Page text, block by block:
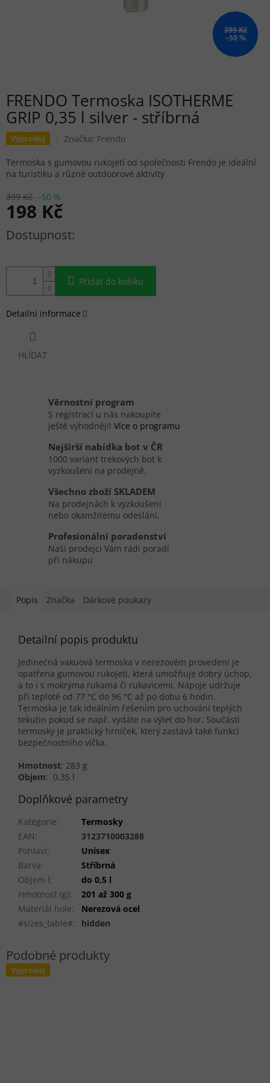
399 Kč
–50 %
FRENDO Termoska ISOTHERME
GRIP 0,35 l silver - stříbrná
Výprodej Značka: Frendo
399 Kč –50 %
198 Kč
Měrná cena:
Přidat do košíku
Termoska s gumovou rukojetí od společnosti Frendo je ideální
na turistiku a různé outdoorové aktivity
Detailní informace
HLÍDAT
Věrnostní program
S registrací u nás nakoupíte
ještě výhodněji! Více o programu
Nejširší nabídka bot v ČR
1000 variant trekových bot k
vyzkoušení na prodejně.
Všechno zboží SKLADEM
Na prodejnách k vyzkoušení
nebo okamžitému odeslání.
Profesionální poradenství
Naši prodejci Vám rádi poradí
při nákupu
Popis Značka Dárkové poukazy
Detailní popis produktu
Jedinečná vakuová termoska v nerezovém provedení je
opatřena gumovou rukojetí, která umožňuje dobrý úchop,
a to i s mokrýma rukama či rukavicemi. Nápoje udržuje
při teplotě od 77 °C do 96 °C až po dobu 6 hodin.
Termoska je tak ideálním řešením pro uchování teplých
tekutin pokud se např. vydáte na výlet do hor. Součástí
termosky je praktický hrníček, který zastává také funkci
bezpečnostního víčka.
Hmotnost: 283 g
Objem: 0,35 l
Doplňkové parametry
Kategorie:
Termosky
EAN:
3123710003288
Pohlaví:
Unisex
Barva:
Stříbrná
Objem l:
do 0,5 l
Hmotnost (g):
201 až 300 g
Materiál hole:
Nerezová ocel
#sizes_table#: hidden
Výprodej